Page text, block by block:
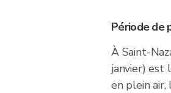
Période de
À Saint-
janvier) est
en plein